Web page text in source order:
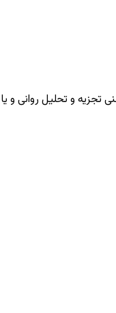
و تحلیل روانی و